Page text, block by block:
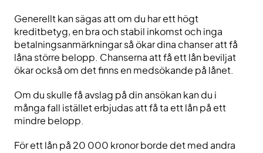
Generellt kan sägas att om du har ett högt
kreditbetyg, en bra och stabil inkomst och inga
betalningsanmärkningar så ökar dina chanser att få
låna större belopp. Chanserna att få ett lån beviljat
ökar också om det finns en medsökande på lånet.
Om du skulle få avslag på din ansökan kan du i
många fall istället erbjudas att få ta ett lån på ett
mindre belopp.
För ett lån på 20 000 kronor borde det med andra